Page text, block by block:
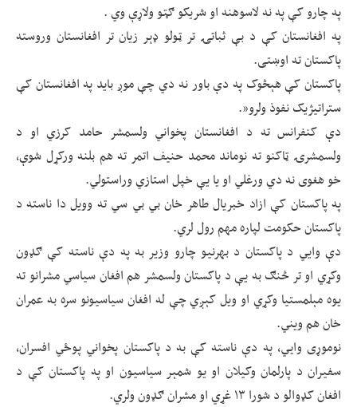
په چارو کې په نه لاسوهنه او شریکو ګټو ولاړې وي .
په افغانستان کې د بې ثباتۍ تر ټولو ډېر زیان تر افغانستان وروسته
پاکستان ته اوښتی.
پاکستان کې هېڅوک په دې باور نه دي چې موږ باید په افغانستان کې
ستراتیژیک نفوذ ولرو”.
دې کنفرانس ته د افغانستان پخواني ولسمشر حامد کرزي او د
ولسمشرۍ ټاکنو ته نوماند محمد حنیف اتمر ته هم بلنه ورکړل شوې،
خو هغوی نه دي ورغلي او یا یې خپل استازي وراستولي.
په پاکستان کې ازاد خبریال طاهر خان بي بي سي ته وویل دا ناسته د
پاکستان حکومت لپاره مهم رول لري.
دې وایي د پاکستان د بهرنیو چارو وزیر به په دې ناسته کې ګډون
وکړي او تر څنګ به یې د پاکستان ولسمشر هم افغان سیاسي مشرانو ته
یوه مېلمستیا وکړي او ویل کېږي چې له افغان سیاسیونو سره به عمران
خان هم ویني.
نوموړی وايي، په دې ناسته کې به د پاکستان پخواني پوځي افسران،
سفیران د پارلمان وکيلان او یو شمېر سیاسیون او په پاکستان کې د
افغان کډوالو د شورا ۱۳ غړي او مشران ګډون ولري.